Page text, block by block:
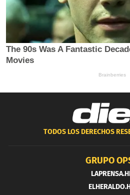
TODOS LOS DERECHOS
GRUPO